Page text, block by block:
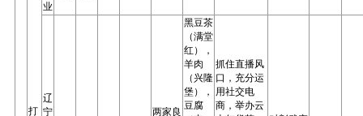
打
业
辽
宁
两家良
黑豆茶
（满堂
红），
羊肉
（兴隆
堡），
豆腐
抓住直播风
口，充分运
用社交电
商，举办云